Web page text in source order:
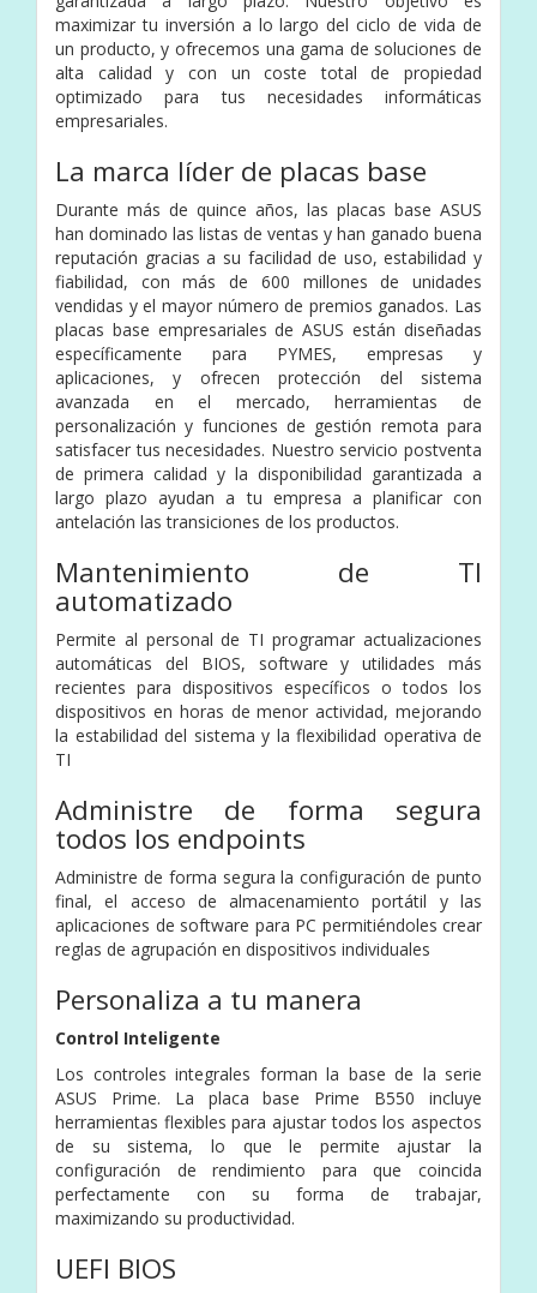
maximizar tu inversión a lo largo del ciclo de vida de
un producto, y ofrecemos una gama de soluciones de
alta calidad y con un coste total de propiedad
optimizado para tus necesidades informáticas
empresariales.
La marca líder de placas base
Durante más de quince años, las placas base ASUS
han dominado las listas de ventas y han ganado buena
reputación gracias a su facilidad de uso, estabilidad y
fiabilidad, con más de 600 millones de unidades
vendidas y el mayor número de premios ganados. Las
placas base empresariales de ASUS están diseñadas
específicamente para PYMES, empresas y
aplicaciones, y ofrecen protección del sistema
avanzada en el mercado, herramientas de
personalización y funciones de gestión remota para
satisfacer tus necesidades. Nuestro servicio postventa
de primera calidad y la disponibilidad garantizada a
largo plazo ayudan a tu empresa a planificar con
antelación las transiciones de los productos.
Mantenimiento de TI
automatizado
Permite al personal de TI programar actualizaciones
automáticas del BIOS, software y utilidades más
recientes para dispositivos específicos o todos los
dispositivos en horas de menor actividad, mejorando
la estabilidad del sistema y la flexibilidad operativa de
TI
Administre de forma segura
todos los endpoints
Administre de forma segura la configuración de punto
final, el acceso de almacenamiento portátil y las
aplicaciones de software para PC permitiéndoles crear
reglas de agrupación en dispositivos individuales
Personaliza a tu manera
Control Inteligente
Los controles integrales forman la base de la serie
ASUS Prime. La placa base Prime B550 incluye
herramientas flexibles para ajustar todos los aspectos
de su sistema, lo que le permite ajustar la
configuración de rendimiento para que coincida
perfectamente con su forma de trabajar,
maximizando su productividad.
UEFI BIOS